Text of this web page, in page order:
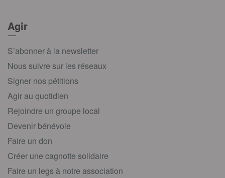
Agir
S’abonner à la newsletter
Nous suivre sur les réseaux
Signer nos pétitions
Agir au quotidien
Rejoindre un groupe local
Devenir bénévole
Faire un don
Créer une cagnotte solidaire
Faire un legs à notre association